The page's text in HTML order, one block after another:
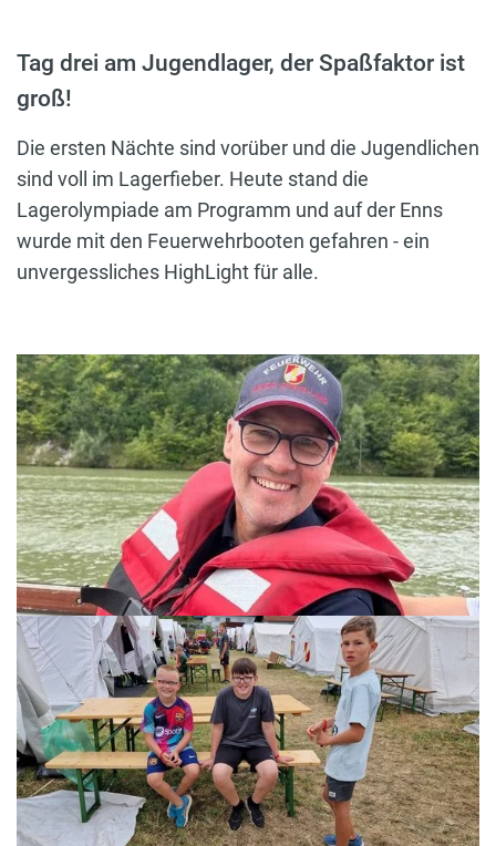
Tag drei am Jugendlager, der Spaßfaktor ist
groß!
Die ersten Nächte sind vorüber und die Jugendlichen
sind voll im Lagerfieber. Heute stand die
Lagerolympiade am Programm und auf der Enns
wurde mit den Feuerwehrbooten gefahren - ein
unvergessliches HighLight für alle.